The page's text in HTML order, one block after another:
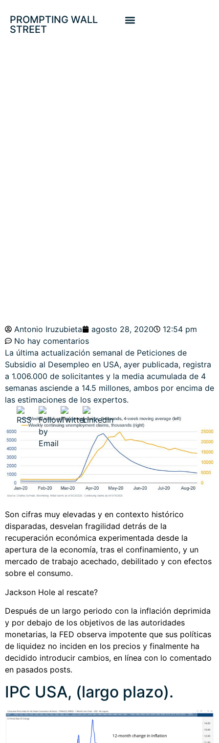
PROMPTING WALL
STREET
Antonio Iruzubieta agosto 28, 2020
12:54 pm
No hay comentarios
La última actualización semanal de Peticiones de
Subsidio al Desempleo en USA, ayer publicada, registra
a 1.006.000 de solicitantes y la media acumulada de 4
semanas asciende a 14.5 millones, ambos por encima de
las estimaciones de los expertos.
Son cifras muy elevadas y en contexto histórico
disparadas, desvelan fragilidad detrás de la
recuperación económica experimentada desde la
apertura de la economía, tras el confinamiento, y un
mercado de trabajo acechado, debilitado y con efectos
sobre el consumo.
Jackson Hole al rescate?
Después de un largo periodo con la inflación deprimida
y por debajo de los objetivos de las autoridades
monetarias, la FED observa impotente que sus políticas
de liquidez no inciden en los precios y finalmente ha
decidido introducir cambios, en línea con lo comentado
en pasados posts.
IPC USA, (largo plazo).